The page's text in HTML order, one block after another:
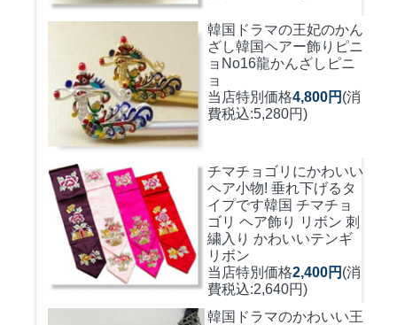
韓国ドラマの王妃のかん
ざし韓国ヘアー飾りピニ
ョNo16龍かんざしピニ
ョ
当店特別価格4,800円 (消
費税込:5,280円)
チマチョゴリにかわいい
ヘア小物! 垂れ下げるタ
イプです韓国 チマチョ
ゴリ ヘア飾り リボン 刺
繍入り かわいいテンギ
リボン
当店特別価格2,400円 (消
費税込:2,640円)
韓国ドラマのかわいい王